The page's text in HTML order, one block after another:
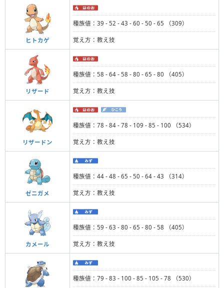
ヒトカゲ
種族値：39 - 52 - 43 - 60 - 50 - 65 （309）
覚え方：教え技
リザード
種族値：58 - 64 - 58 - 80 - 65 - 80 （405）
覚え方：教え技
リザードン
種族値：78 - 84 - 78 - 109 - 85 - 100 （534）
覚え方：教え技
ゼニガメ
種族値：44 - 48 - 65 - 50 - 64 - 43 （314）
覚え方：教え技
カメール
種族値：59 - 63 - 80 - 65 - 80 - 58 （405）
覚え方：教え技
種族値：79 - 83 - 100 - 85 - 105 - 78 （530）